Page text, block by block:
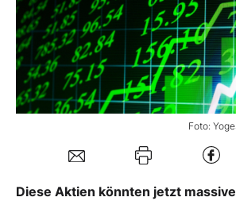
Mein B:O
Mein Konto
Foto:
Diese Aktien könnten jetzt